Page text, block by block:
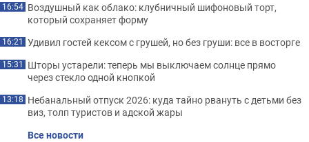
16:54 Воздушный как облако: клубничный шифоновый торт,
который сохраняет форму
16:21 Удивил гостей кексом с грушей, но без груши: все в восторге
15:31 Шторы устарели: теперь мы выключаем солнце прямо
через стекло одной кнопкой
13:18 Небанальный отпуск 2026: куда тайно рвануть с детьми без
виз, толп туристов и адской жары
Все новости